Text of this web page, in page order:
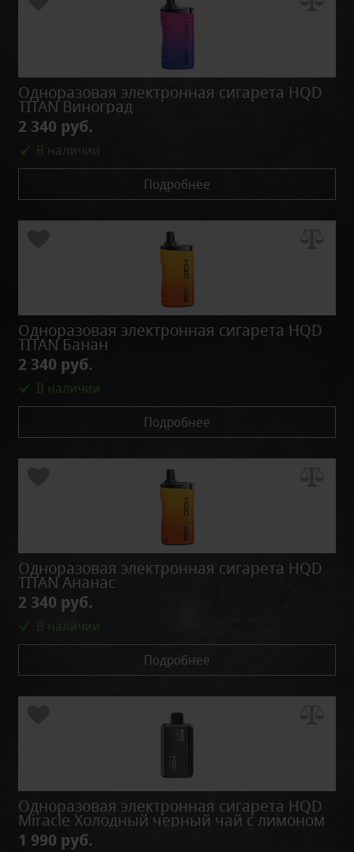
Одноразовая электронная сигарета HQD
TITAN Виноград
2 340 руб.
В наличии
Подробнее
Одноразовая электронная сигарета HQD
TITAN Банан
2 340 руб.
В наличии
Подробнее
Одноразовая электронная сигарета HQD
TITAN Ананас
2 340 руб.
В наличии
Подробнее
Одноразовая электронная сигарета HQD
Miracle Холодный черный чай с лимоном
1 990 руб.